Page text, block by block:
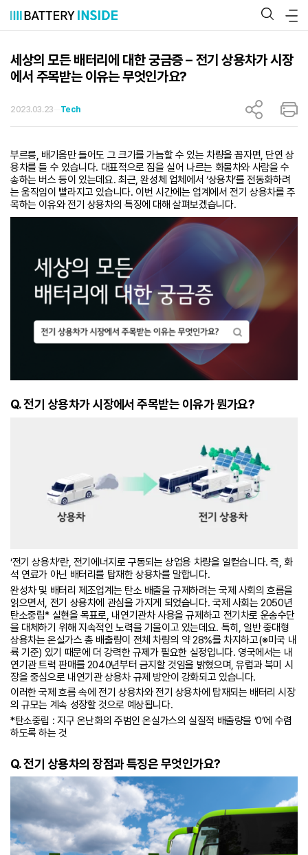
츠
세상의 모든 배터리에 대한 궁금증 – 전기 상용차가 시장
에서 주목받는 이유는 무엇인가요?
2023.03.23 Tech
부르릉, 배기음만 들어도 그 크기를 가늠할 수 있는 차량을 꼽자면, 단연 상
용차를 들 수 있습니다. 대표적으로 짐을 실어 나르는 화물차와 사람을 수
송하는 버스 등이 있는데요. 최근, 완성체 업체에서 ‘상용차’를 전동화하려
는 움직임이 빨라지고 있습니다. 이번 시간에는 업계에서 전기 상용차를 주
목하는 이유와 전기 상용차의 특징에 대해 살펴보겠습니다.
Q. 전기 상용차가 시장에서 주목받는 이유가 뭔가요?
‘전기 상용차’란, 전기에너지로 구동되는 상업용 차량을 일컫습니다. 즉, 화
석 연료가 아닌 배터리를 탑재한 상용차를 말합니다.
완성차 및 배터리 제조업계는 탄소 배출을 규제하려는 국제 사회의 흐름을
읽으면서, 전기 상용차에 관심을 가지게 되었습니다. 국제 사회는 2050년
탄소중립* 실현을 목표로, 내연기관차 사용을 규제하고 전기차로 운송수단
을 대체하기 위해 지속적인 노력을 기울이고 있는데요. 특히, 일반 중대형
상용차는 온실가스 총 배출량이 전체 차량의 약 28%를 차지하고(※미국 내
륙 기준) 있기 때문에 더 강력한 규제가 필요한 실정입니다. 영국에서는 내
연기관 트럭 판매를 2040년부터 금지할 것임을 밝혔으며, 유럽과 북미 시
장을 중심으로 내연기관 상용차 규제 방안이 강화되고 있습니다.
이러한 국제 흐름 속에 전기 상용차와 전기 상용차에 탑재되는 배터리 시장
의 규모는 계속 성장할 것으로 예상됩니다.
*탄소중립 : 지구 온난화의 주범인 온실가스의 실질적 배출량을 ‘0’에 수렴
하도록 하는 것
Q. 전기 상용차의 장점과 특징은 무엇인가요?